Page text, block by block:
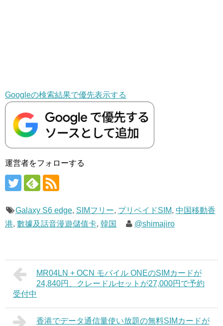
Googleの検索結果で優先表示する
運営者をフォローする
Galaxy S6 edge, SIMフリー, プリペイドSIM, 中国移動香
港, 數據及話音漫遊儲值卡, 韓国 @shimajiro
MR04LN + OCN モバイル ONEのSIMカードが
24,840円、クレードルセットが27,000円で予約
受付中
香港でデータ通信量使い放題の無料SIMカードが